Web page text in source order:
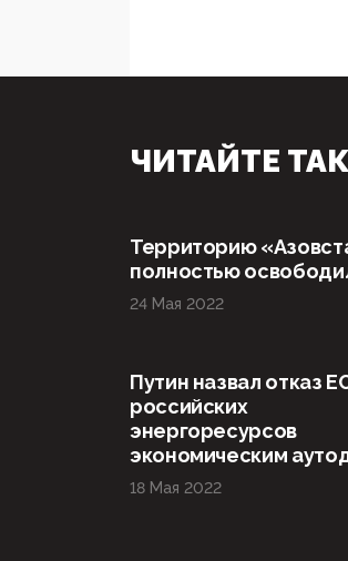
ЧИТАЙТЕ
Территорию
полностью
24 Мая 2022
Путин назвал отказ
российских
энергоресурсов
экономическим
18 Мая 2022